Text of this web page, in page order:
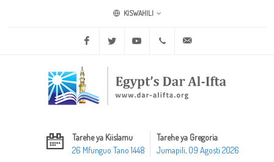
KISWAHILI
Facebook Twitter Youtube +20 2 25970400
Tarehe ya Kiislamu
26 Mfunguo Tano 1448
Tarehe ya Gregoria
Jumapili, 09 Agosti 2026